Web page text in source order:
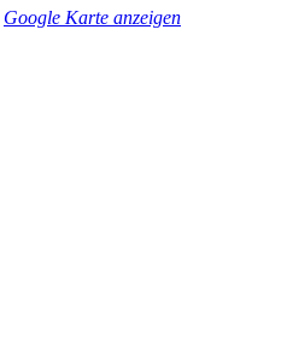
Google Karte anzeigen